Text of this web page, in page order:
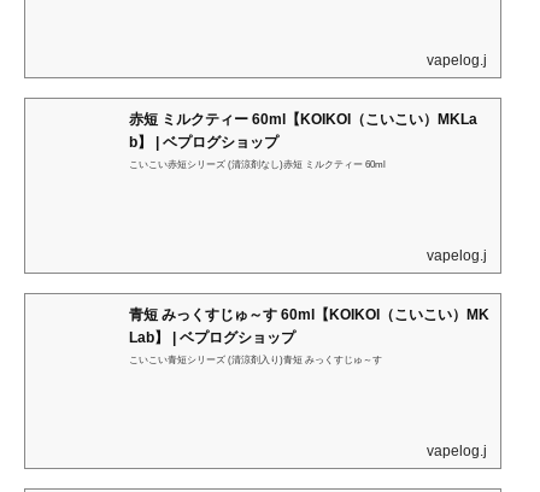
vapelog.jp
赤短 ミルクティー 60ml【KOIKOI（こいこい）MKLa
b】 | ベプログショップ
こいこい赤短シリーズ (清涼剤なし)赤短 ミルクティー 60ml
vapelog.jp
青短 みっくすじゅ～す 60ml【KOIKOI（こいこい）MK
Lab】 | ベプログショップ
こいこい青短シリーズ (清涼剤入り)青短 みっくすじゅ～す
vapelog.jp